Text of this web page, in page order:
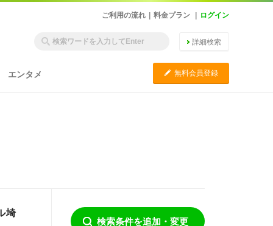
ご利用の流れ 料金プラン ログイン
詳細検索
エンタメ C 無料会員登録
埼
検索条件を追加・変更